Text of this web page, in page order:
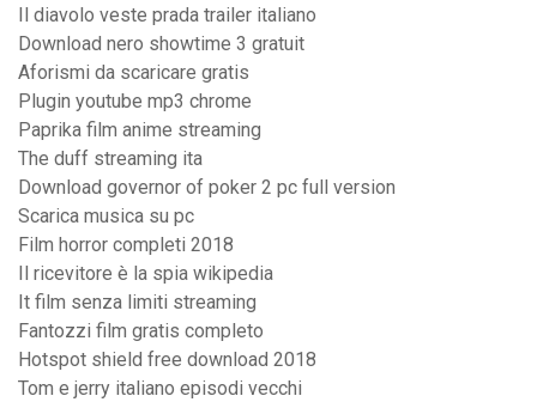
Il diavolo veste prada trailer italiano
Download nero showtime 3 gratuit
Aforismi da scaricare gratis
Plugin youtube mp3 chrome
Paprika film anime streaming
The duff streaming ita
Download governor of poker 2 pc full version
Scarica musica su pc
Film horror completi 2018
Il ricevitore è la spia wikipedia
It film senza limiti streaming
Fantozzi film gratis completo
Hotspot shield free download 2018
Tom e jerry italiano episodi vecchi